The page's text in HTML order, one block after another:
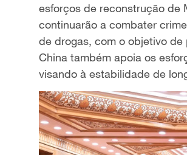
esforços de reconstrução de
continuarão a combater
de drogas, com o objetivo
China também apoia os
visando à estabilidade de